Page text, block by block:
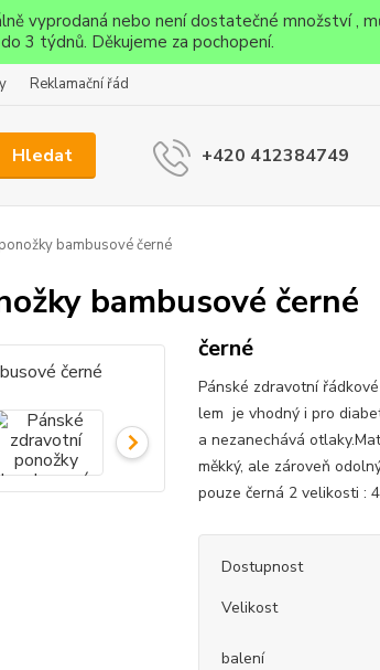
vyprodaná nebo není dostatečné množství ,
3 týdnů. Děkujeme za pochopení.
Reklamační řád
Hledat +420 412384749
bambusové černé
bambusové černé
černé
Pánské zdravotní
lem je vhodný i pro
a nezanechává
měkký, ale zároveň
pouze černá 2 velikosti :
Dostupnost
Velikost
balení